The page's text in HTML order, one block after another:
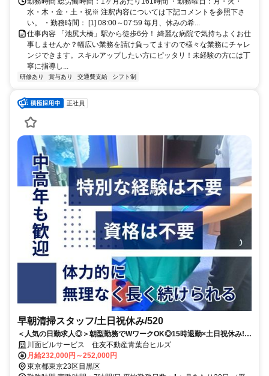
水・木・金・土・祝※ 注釈内容については下記コメントを参照下さ
い。 ・勤務時間： [1] 08:00～07:59 毎月、休みの希...
仕事内容 「池尻大橋」駅から徒歩6分！ 綺麗な病院で気持ちよくお仕
事しませんか？幅広い業務を請け負ってますので様々な業務にチャレ
ンジできます。スキルアップしたい方にピッタリ！未経験の方には丁
寧に指導し...
研修あり 賞与あり 交通費支給 シフト制
正社員
早朝清掃スタッフ/土日祝休み/520
＜人気の日勤求人◎＞朝型勤務でWワークOK◎15時退勤×土日祝休み!!
福利厚生も安心の正社員採用♪
川面ビルサービス 住友不動産青葉台ヒルズ
月給232,000円～252,000円
東京都東京23区目黒区